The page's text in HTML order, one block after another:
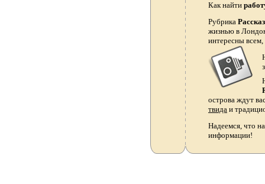
Как найти
Рубрика
жизнью в
интересны
острова ждут
твида и
Надеемся, что
информации!